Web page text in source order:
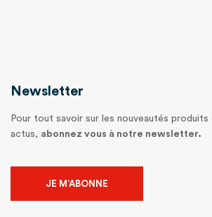
Newsletter
Pour tout savoir sur les nouveautés
actus, abonnez vous à notre newsletter.
JE M’ABONNE